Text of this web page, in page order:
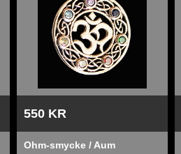
550 KR
Ohm-smycke / Aum